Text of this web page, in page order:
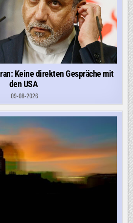
Keine direkten Gespräche mit
den USA
09-08-2026